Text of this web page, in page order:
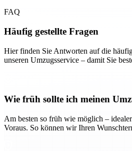
FAQ
Häufig gestellte Fragen
Hier finden Sie Antworten auf die
unseren Umzugsservice – damit Sie
Wie früh sollte ich meinen
Am besten so früh wie möglich –
Voraus. So können wir Ihren